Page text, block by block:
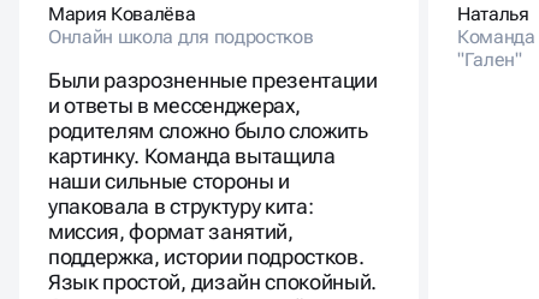
Мария Ковалёва
Онлайн школа для подростков
Были разрозненные презентации
и ответы в мессенджерах,
родителям сложно было сложить
картинку. Команда вытащила
наши сильные стороны и
упаковала в структуру кита:
миссия, формат занятий,
поддержка, истории подростков.
Язык простой, дизайн спокойный.
Наталья
Команда
"Гален"